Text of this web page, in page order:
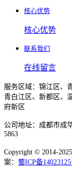
核心优势
核心优势
联系我们
在线留言
服务区域：锦江区、
青白江区、新都区、
府新区
公司地址：成都市成
5863
Copyright © 2014-
案： 蜀ICP备